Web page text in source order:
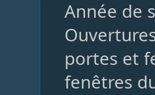
Année de
portes et
fenêtres